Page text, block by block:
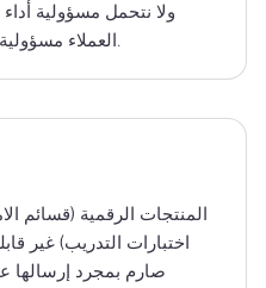
ولا نتحمل مسؤولية
العملاء مسؤولية اتباع سياسات مقدمي الاختبار.
المنتجات الرقمية (قسائم
اختبارات التدريب) غير
صارم بمجرد إرسالها